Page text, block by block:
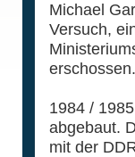
Michael
Versuch,
erschossen.
1984 /
abgebaut.
mit der